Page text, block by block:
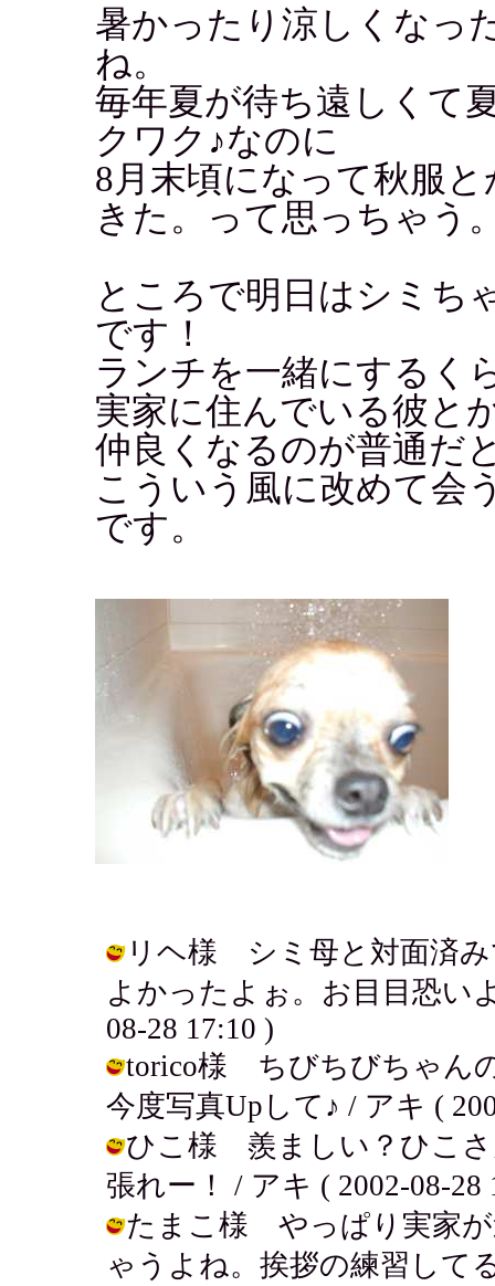
暑かったり涼しくなっ
ね。
毎年夏が待ち遠しくて
クワク♪なのに
8月末頃になって秋服
きた。って思っちゃう
ところで明日はシミち
です！
ランチを一緒にするく
実家に住んでいる彼と
仲良くなるのが普通だ
こういう風に改めて会
です。
リヘ様 シミ母と対面済み
よかったよぉ。お目目恐い
08-28 17:10 )
torico様 ちびちびちゃん
今度写真Upして♪ / アキ (
ひこ様 羨ましい？ひこさ
張れー！ / アキ ( 2002-08-28
たまこ様 やっぱり実家が
ゃうよね。挨拶の練習して